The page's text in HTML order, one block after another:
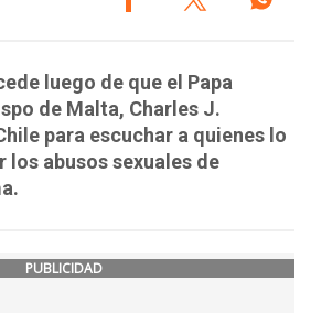
luego de que el Papa
de Malta, Charles J.
para escuchar a quienes lo
los abusos sexuales de
PUBLICIDAD